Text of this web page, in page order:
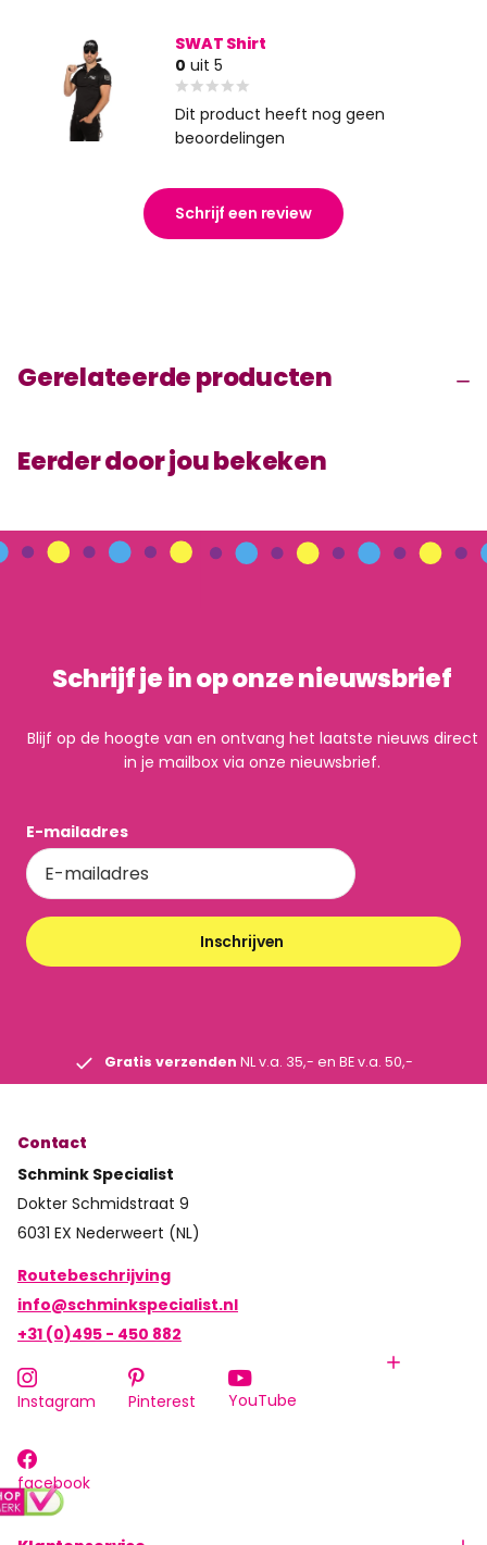
SWAT Shirt
0 uit 5
Dit product heeft nog geen
beoordelingen
Schrijf een review
Gerelateerde producten
Eerder door jou bekeken
Schrijf je in op onze nieuwsbrief
Blijf op de hoogte van en ontvang het laatste nieuws direct
in je mailbox via onze nieuwsbrief.
E-mailadres
Inschrijven
Gratis verzenden NL v.a. 35,- en BE v.a. 50,-
Contact
Schmink Specialist
Dokter Schmidstraat 9
6031 EX Nederweert (NL)
Routebeschrijving
info@schminkspecialist.nl
+31 (0)495 - 450 882
Instagram Pinterest YouTube
facebook